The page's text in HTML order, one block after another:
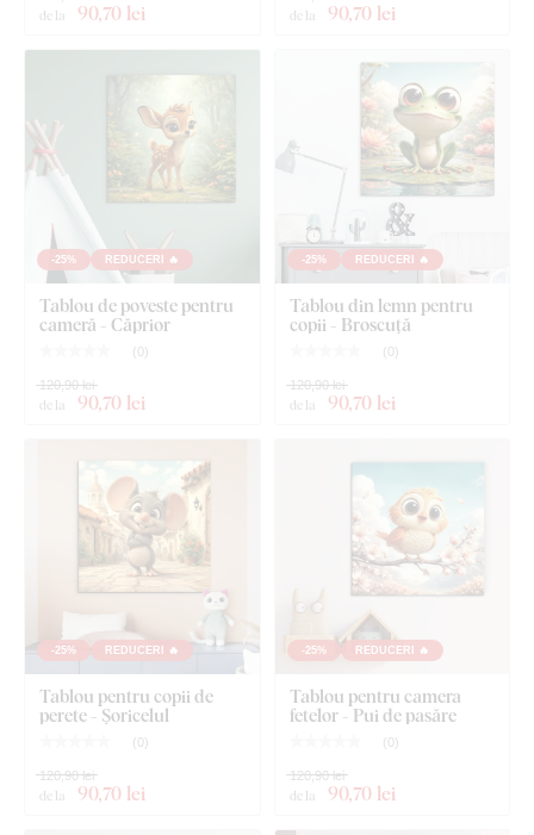
Ce este inclus în pachet?
Tablou pentru camera copilului - Arici
Cârlig(e) montat(e) în prealabil pe partea din spate a
tabloului
Instrucțiuni clare pentru montaj
de la 90,70 lei de la 90,70 lei
-25% REDUCERI 🔥
Tablou de poveste pentru
cameră - Căprior
( 0)
de la 90,70 lei
120,90 lei
-25% REDUCERI 🔥
Tablou din lemn pentru
copii - Broscuță
( 0)
de la 90,70 lei
120,90 lei
-25% REDUCERI 🔥
Tablou pentru copii de
perete - Șoricelul
( 0)
de la 90,70 lei
120,90 lei
-25% REDUCERI 🔥
Tablou pentru camera
fetelor - Pui de pasăre
( 0)
de la 90,70 lei
120,90 lei